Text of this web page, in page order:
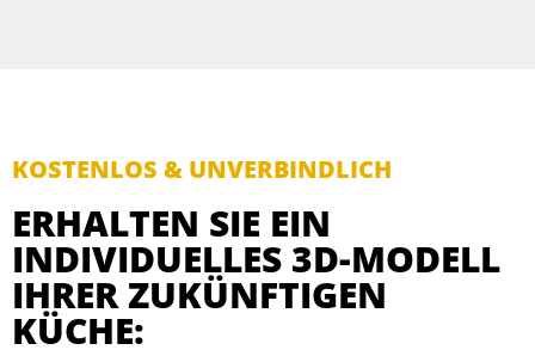
KOSTENLOS & UNVERBINDLICH
ERHALTEN SIE EIN
INDIVIDUELLES 3D-MODELL
IHRER ZUKÜNFTIGEN
KÜCHE: